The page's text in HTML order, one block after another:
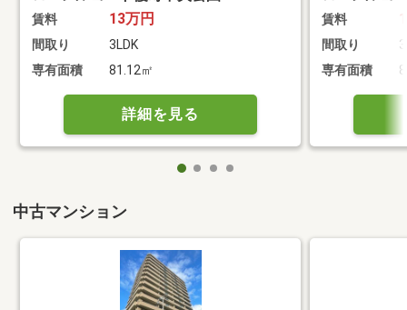
賃料 13万円
間取り
3LDK
専有面積
81.12㎡
詳細を見る
賃料
間取り
専有面積
中古マンション